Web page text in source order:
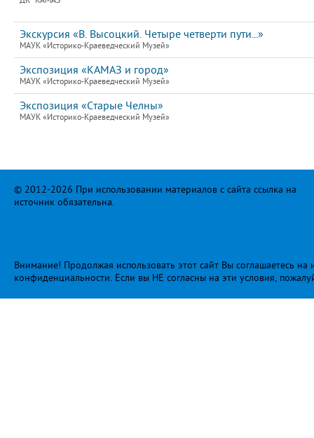
Экскурсия «В. Высоцкий. Четыре четверти пути...»
МАУК «Историко-Краеведческий Музей»
Экспозиция «КАМАЗ и город»
МАУК «Историко-Краеведческий Музей»
Экспозиция «Старые Челны»
МАУК «Историко-Краеведческий Музей»
© 2012-2026 При использовании материалов с сайта ссылка на
источник обязательна.
Внимание! Продолжая использовать этот сайт Вы соглашаетесь
конфиденциальности. Если вы НЕ согласны на эти условия,